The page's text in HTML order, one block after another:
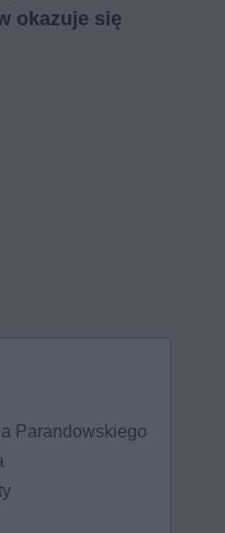
okazuje się
Parandowskiego